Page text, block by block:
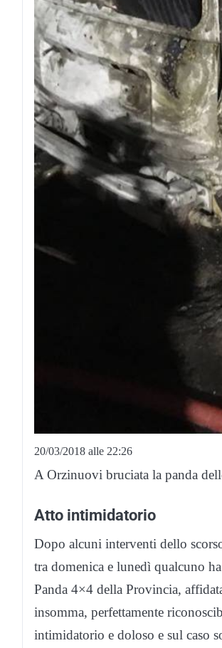
20/03/2018 alle 22:26
A Orzinuovi bruciata la panda
Atto intimidatorio
Dopo alcuni interventi dello
tra domenica e lunedì qualcuno
Panda 4×4 della Provincia,
insomma, perfettamente
intimidatorio e doloso e sul caso